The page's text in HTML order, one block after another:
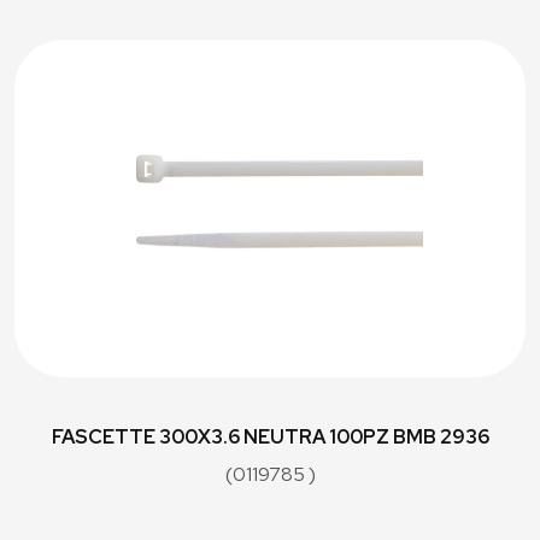
FASCETTE 300X3.6 NEUTRA 100PZ BMB 2936
(0119785 )